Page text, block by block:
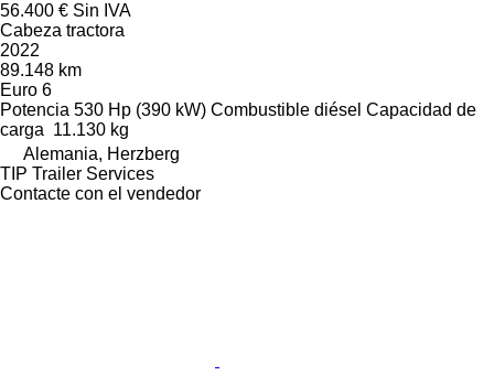
56.400 € Sin IVA
Cabeza tractora
2022
89.148 km
Euro 6
Potencia 530 Hp (390 kW) Combustible diésel Capacidad de
carga 11.130 kg
Alemania, Herzberg
TIP Trailer Services
Contacte con el vendedor